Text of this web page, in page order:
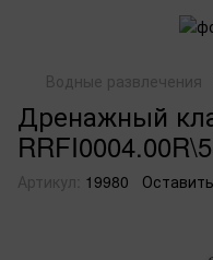
Водные развлечения
Дренажный
Артикул: 19980